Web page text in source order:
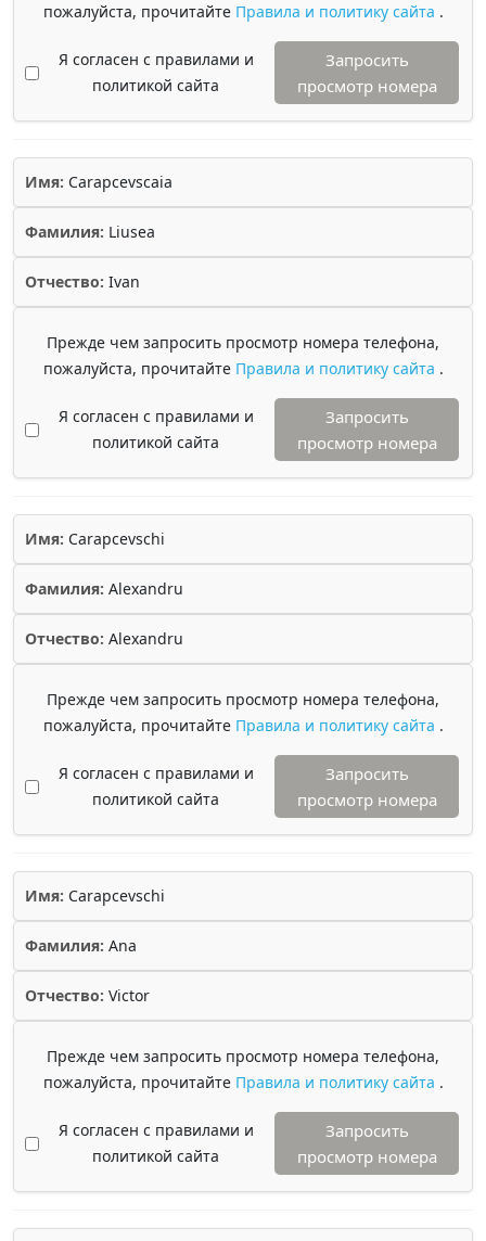
пожалуйста, прочитайте Правила и политику сайта .
Я согласен с правилами и
политикой сайта
Запросить
просмотр номера
Имя: Carapcevscaia
Фамилия: Liusea
Отчество: Ivan
Прежде чем запросить просмотр номера телефона,
пожалуйста, прочитайте Правила и политику сайта .
Я согласен с правилами и
политикой сайта
Запросить
просмотр номера
Имя: Carapcevschi
Фамилия: Alexandru
Отчество: Alexandru
Прежде чем запросить просмотр номера телефона,
пожалуйста, прочитайте Правила и политику сайта .
Я согласен с правилами и
политикой сайта
Запросить
просмотр номера
Имя: Carapcevschi
Фамилия: Ana
Отчество: Victor
Прежде чем запросить просмотр номера телефона,
пожалуйста, прочитайте Правила и политику сайта .
Я согласен с правилами и
политикой сайта
Запросить
просмотр номера